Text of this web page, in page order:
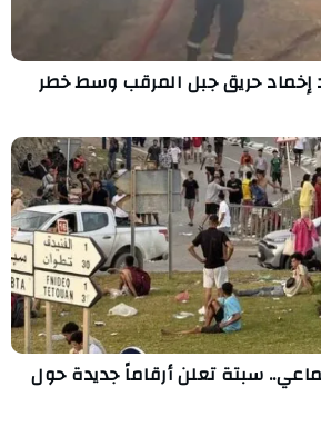
حريق جبل المرقب وسط خطر
سبتة تعلن أرقاماً جديدة حول